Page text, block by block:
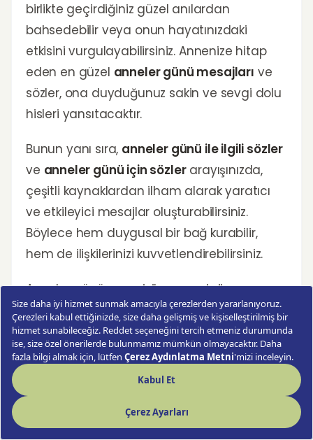
birlikte geçirdiğiniz güzel anılardan
bahsedebilir veya onun hayatınızdaki
etkisini vurgulayabilirsiniz. Annenize hitap
eden en güzel anneler günü mesajları ve
sözler, ona duyduğunuz sakin ve sevgi dolu
hisleri yansıtacaktır.
Bunun yanı sıra, anneler günü ile ilgili sözler
ve anneler günü için sözlerarayışınızda,
çeşitli kaynaklardan ilham alarak yaratıcı
ve etkileyici mesajlar oluşturabilirsiniz.
Böylece hem duygusal bir bağ kurabilir,
hem de ilişkilerinizi kuvvetlendirebilirsiniz.
Anneler günü mesajı ile anneniz ile
aranızdaki bağı güçlendirirken, ona ne
kadar değer verdiğinizi bir kez daha
hatırlatın. Unutmayın, her mesaj bir kalpten
dökülen sevgi sözüdür.
Sık Sorulan Sorular